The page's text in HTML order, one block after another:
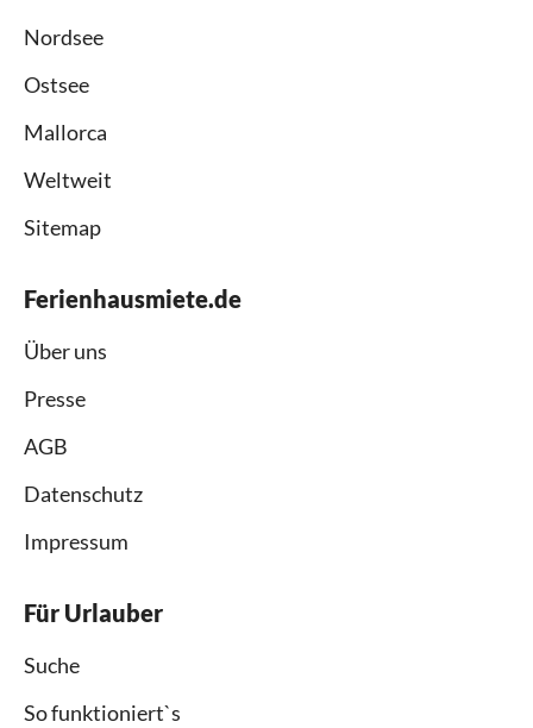
Nordsee
Ostsee
Mallorca
Weltweit
Sitemap
Ferienhausmiete.de
Über uns
Presse
AGB
Datenschutz
Impressum
Für Urlauber
Suche
So funktioniert`s